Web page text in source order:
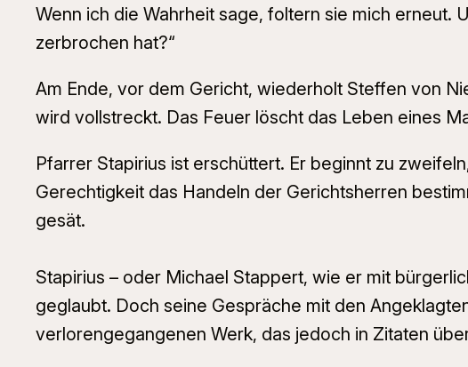
Wenn ich die Wahrheit sage, foltern sie mich erneut.
zerbrochen hat?“
Am Ende, vor dem Gericht, wiederholt Steffen von
wird vollstreckt. Das Feuer löscht das Leben eines
Pfarrer Stapirius ist erschüttert. Er beginnt zu
Gerechtigkeit das Handeln der Gerichtsherren
gesät.
Stapirius – oder Michael Stappert, wie er mit
geglaubt. Doch seine Gespräche mit den
verlorengegangenen Werk, das jedoch in Zitaten